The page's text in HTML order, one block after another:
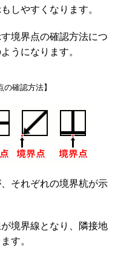
しやすくなります。
境界点の確認方法につ
うになります。
の確認方法】
それぞれの境界杭が示
境界線となり、隣接地
す。